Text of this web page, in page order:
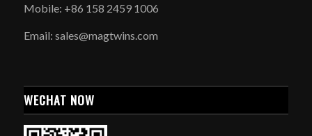
Mobile: +86 158 2459 1006
Email: sales@magtwins.com
WECHAT NOW